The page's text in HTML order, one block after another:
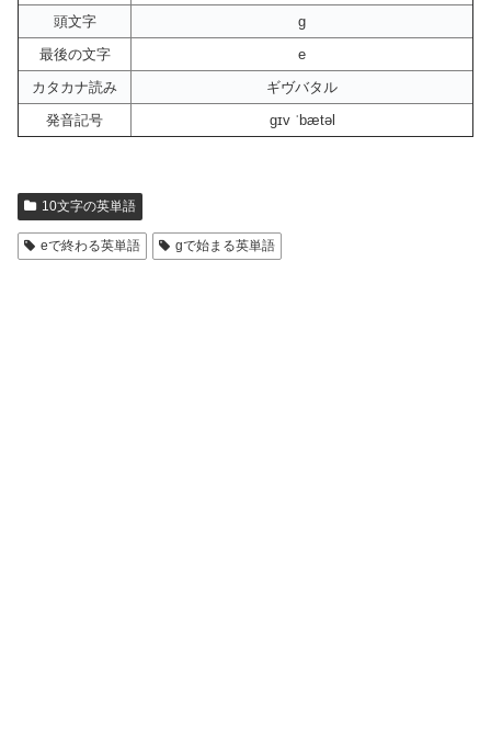
頭文字
g
最後の文字
e
カタカナ読み
ギヴバタル
発音記号
gɪv ˈbætəl
10文字の英単語
eで終わる英単語 gで始まる英単語